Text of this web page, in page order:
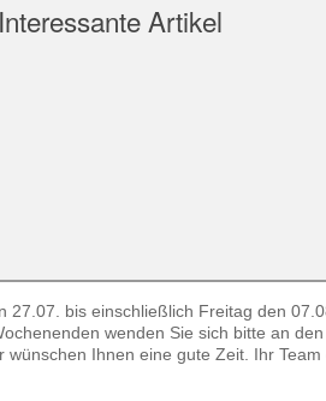
Interessante Artikel
bis einschließlich Freitag den
wenden Sie sich bitte an
Ihnen eine gute Zeit. Ihr